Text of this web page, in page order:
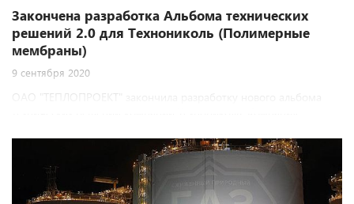
Закончена разработка Альбома технических
решений 2.0 для Технониколь (Полимерные
мембраны)
9 сентября 2020
ОАО "ТЕПЛОПРОЕКТ" закончила разработку нового альбома
всегда рады совместной работе.